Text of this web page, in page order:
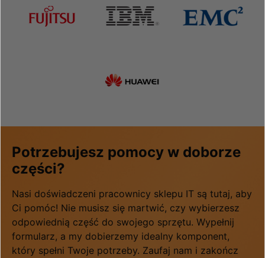
Potrzebujesz pomocy w doborze
części?
Nasi doświadczeni pracownicy sklepu IT są tutaj, aby
Ci pomóc! Nie musisz się martwić, czy wybierzesz
odpowiednią część do swojego sprzętu. Wypełnij
formularz, a my dobierzemy idealny komponent,
który spełni Twoje potrzeby. Zaufaj nam i zakończ